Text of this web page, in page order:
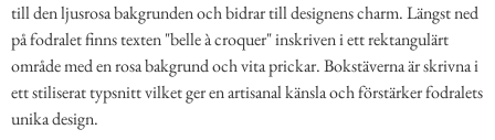
till den ljusrosa bakgrunden och bidrar till designens charm. Längst ned
på fodralet finns texten "belle à croquer" inskriven i ett rektangulärt
område med en rosa bakgrund och vita prickar. Bokstäverna är skrivna i
ett stiliserat typsnitt vilket ger en artisanal känsla och förstärker fodralets
unika design.